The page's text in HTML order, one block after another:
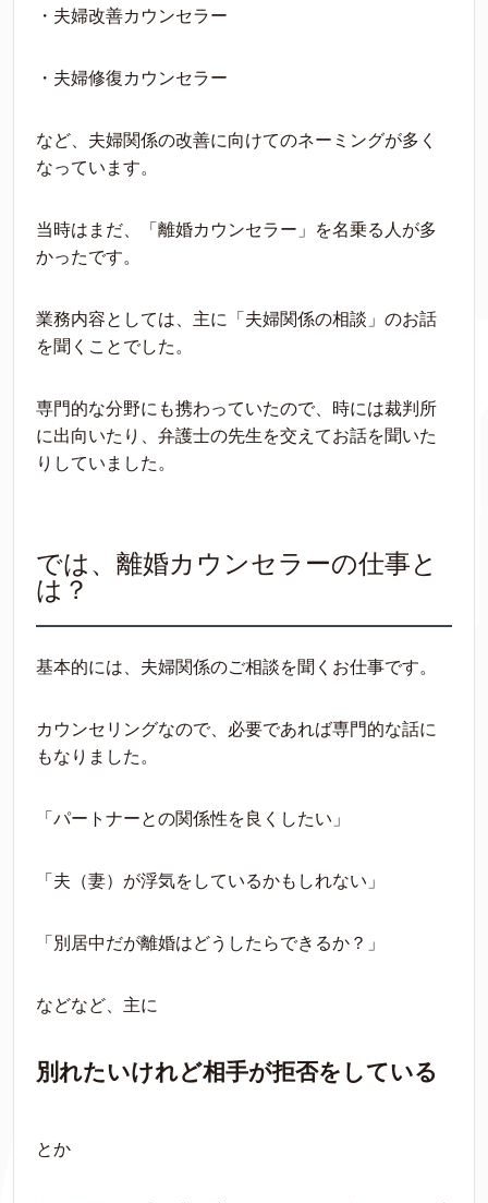
・夫婦改善カウンセラー
・夫婦修復カウンセラー
など、夫婦関係の改善に向けてのネーミングが多く
なっています。
当時はまだ、「離婚カウンセラー」を名乗る人が多
かったです。
業務内容としては、主に「夫婦関係の相談」のお話
を聞くことでした。
専門的な分野にも携わっていたので、時には裁判所
に出向いたり、弁護士の先生を交えてお話を聞いた
りしていました。
では、離婚カウンセラーの仕事と
は？
基本的には、夫婦関係のご相談を聞くお仕事です。
カウンセリングなので、必要であれば専門的な話に
もなりました。
「パートナーとの関係性を良くしたい」
「夫（妻）が浮気をしているかもしれない」
「別居中だが離婚はどうしたらできるか？」
などなど、主に
別れたいけれど相手が拒否をしている
とか